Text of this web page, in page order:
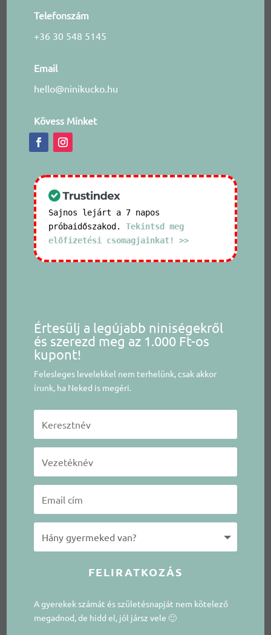
Telefonszám
+36 30 548 5145
Email
hello@ninikucko.hu
Kövess Minket
Sajnos lejárt a 7 napos
próbaidőszakod. Tekintsd meg
előfizetési csomagjainkat! >>
Értesülj a legújabb niniségekről
és szerezd meg az 1.000 Ft-os
kupont!
Felesleges levelekkel nem terhelünk, csak akkor
írunk, ha Neked is megéri.
FELIRATKOZÁS
A gyerekek számát és születésnapját nem kötelező
megadnod, de hidd el, jól jársz vele 🙂